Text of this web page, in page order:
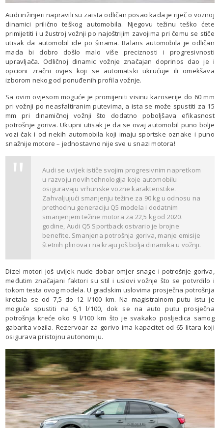
Audi inžinjeri napravili su zaista odličan posao kada je riječ o voznoj
dinamici prilično teškog automobila. Njegovu težinu teško ćete
primijetiti i u žustroj vožnji po najoštrijim zavojima pri čemu se stiče
utisak da automobil ide po šinama. Balans automobila je odličan
mada bi dobro došlo malo više preciznosti i progresivnosti
upravljača. Odličnoj dinamic vožnje značajan doprinos dao je i
opcioni zračni ovjes koji se automatski ukrućuje ili omekšava
izborom nekog od ponuđenih profila vožnje.
Sa ovim ovjesom moguće je promijeniti visinu karoserije do 60 mm
pri vožnji po neasfaltiranim putevima, a ista se može spustiti za 15
mm pri dinamičnoj vožnji što dodatno poboljšava efikasnost
potrošnje goriva. Ukupni utisak je da se ovaj automobil puno bolje
vozi čak i od nekih automobila koji imaju sportske oznake i puno
snažnije motore – jednostavno nije sve u snazi motora!
Audi se uvijek ističe svojim progresivnim napretkom
u razvoju novih tehnologija koje automobilu
osiguravaju vrhunske vozne karakteristike.
Zahvaljujući smanjenju težine za 90 kg u odnosu na
prethodnu generaciju Q5 modela i dodatnim
smanjenjem težine motora za 22,5 kg od 2020.
godine, Audi Q5 Sportback ostvario je brojne
benefite. Smanjena potrošnja goriva, manje emisije
štetnih plinova i na kraju još bolja dinamika u vožnji.
Dizel motori još uvijek nude dobar omjer snage i potrošnje goriva,
međutim značajani faktori su stil i uslovi vožnje što se potvrdilo i
tokom testa ovog modela. U gradskim uslovima prosječna potrošnja
kretala se od 7,5 do 12 l/100 km. Na magistralnom putu istu je
moguće spustiti na 6,1 l/100, dok se na auto putu prosječna
potrošnja kreće oko 9 l/100 km što je svakako posljedica samog
gabarita vozila. Rezervoar za gorivo ima kapacitet od 65 litara koji
osigurava pristojnu autonomiju.